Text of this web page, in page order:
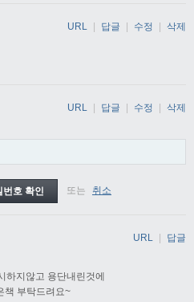
URL | 답글 | 수정 | 삭제
또는 취소
URL | 답글 | 수정 | 삭제
하지않고 용단내린것에
책 부탁드려요~
URL | 답글